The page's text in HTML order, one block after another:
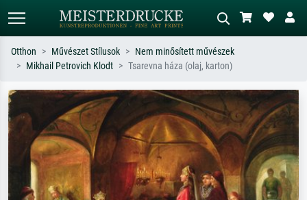
Keressen művész, műcím vagy stílus
szerint – pl. Monet, Csillagos éj,
impresszionizmus, Hokusai-hullám,
akt.
Írja le a jelenetet – pl. zöld rét, sok
piros absztrakt, sötét olajkép, álló akt
egy fa mellett.
Otthon Művészet Stílusok
Nem minősített művészek
Mikhail Petrovich Klodt
Tsarevna háza (olaj, karton)